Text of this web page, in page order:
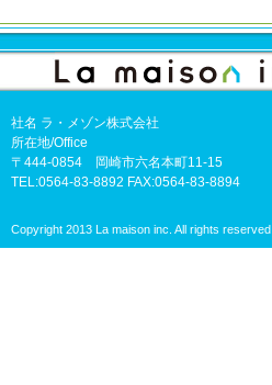
社名 ラ・メゾン株式会社
所在地/Office
〒444-0854 岡崎市六名本町11-15
TEL:0564-83-8892 FAX:0564-83-8894
Copyright 2013 La maison inc. All rights reserved.